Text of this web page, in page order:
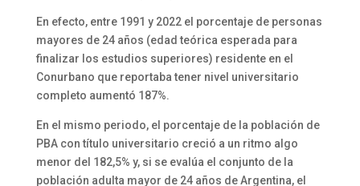
En efecto, entre 1991 y 2022 el porcentaje de personas
mayores de 24 años (edad teórica esperada para
finalizar los estudios superiores) residente en el
Conurbano que reportaba tener nivel universitario
completo aumentó 187%.
En el mismo periodo, el porcentaje de la población de
PBA con título universitario creció a un ritmo algo
menor del 182,5% y, si se evalúa el conjunto de la
población adulta mayor de 24 años de Argentina, el